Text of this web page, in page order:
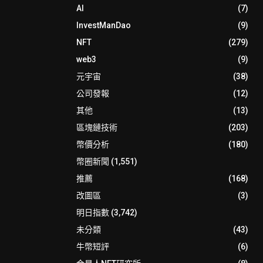
AI
(7)
InvestManDao
(9)
NFT
(279)
web3
(9)
元宇宙
(38)
公司發報
(12)
其他
(13)
區塊鏈技術
(203)
幣價分析
(180)
幣圈新聞 (1,551)
推薦
(168)
改圖區
(3)
明日指數(3,742)
未分類
(43)
牛幣短評
(6)